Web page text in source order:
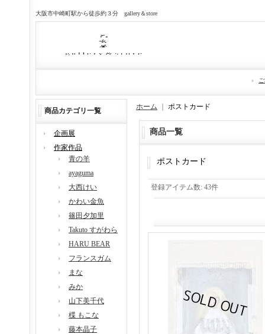
大阪市中崎町駅から徒歩約３分 gallery＆store
商品カテゴリ一覧
企画展
作家作品
青の羊
ayaguma
大西けい
かわい金魚
篠田夕加里
Takuto すがわら
HARU BEAR
フランスガム
まな
みか
山下美千代
楪 もこな
藤本晶子
ホーム ポストカード
商品一覧
ポストカード
登録アイテム数: 43件